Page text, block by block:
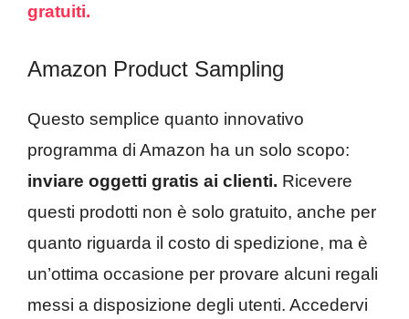
gratuiti.
Amazon Product Sampling
Questo semplice quanto innovativo
programma di Amazon ha un solo scopo:
inviare oggetti gratis ai clienti. Ricevere
questi prodotti non è solo gratuito, anche per
quanto riguarda il costo di spedizione, ma è
un’ottima occasione per provare alcuni regali
messi a disposizione degli utenti. Accedervi